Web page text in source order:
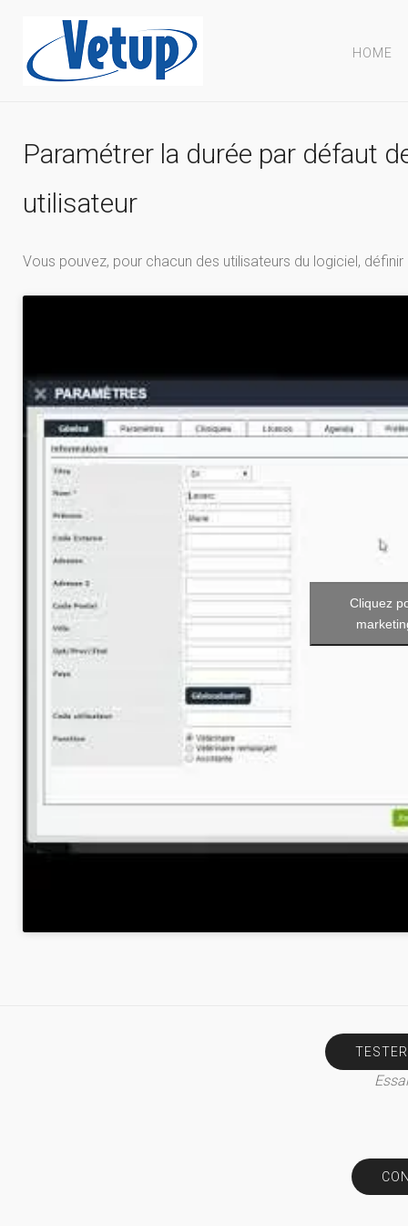
HOME
Paramétrer la durée par défaut
utilisateur
Vous pouvez, pour chacun des utilisateurs du logiciel,
Cliquez